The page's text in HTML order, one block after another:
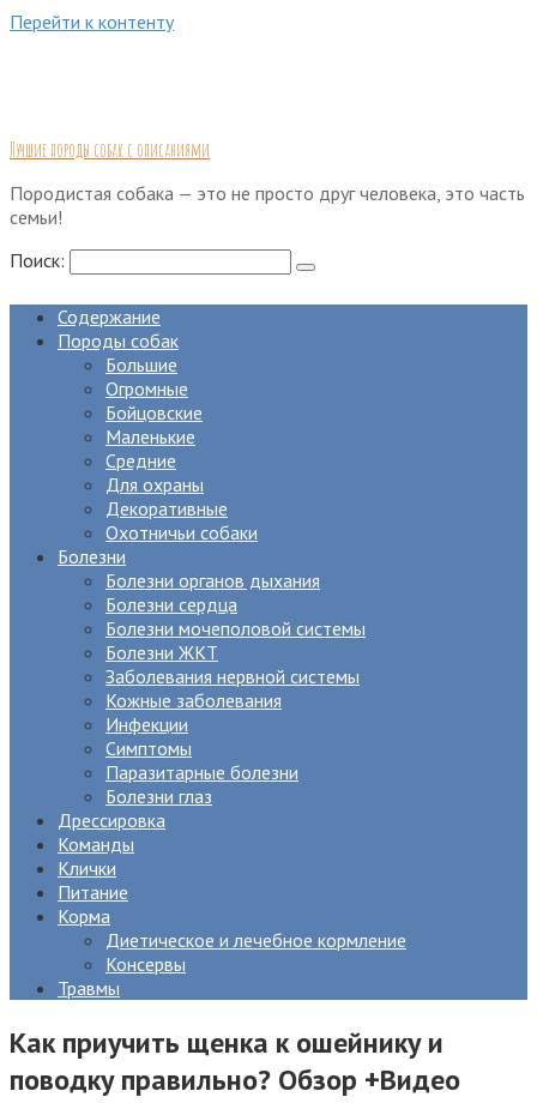
Перейти к контенту
Лучшие породы собак с описаниями
Породистая собака — это не просто друг человека, это часть
семьи!
Поиск:
Содержание
Породы собак
Большие
Огромные
Бойцовские
Маленькие
Средние
Для охраны
Декоративные
Охотничьи собаки
Болезни
Болезни органов дыхания
Болезни сердца
Болезни мочеполовой системы
Болезни ЖКТ
Заболевания нервной системы
Кожные заболевания
Инфекции
Симптомы
Паразитарные болезни
Болезни глаз
Дрессировка
Команды
Клички
Питание
Корма
Диетическое и лечебное кормление
Консервы
Травмы
Как приучить щенка к ошейнику и
поводку правильно? Обзор +Видео